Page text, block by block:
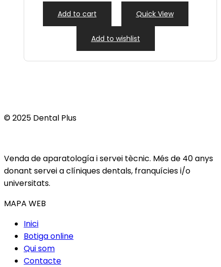
Add to cart Quick View
Add to wishlist
© 2025 Dental Plus
Venda de aparatología i servei tècnic. Més de 40 anys
donant servei a clíniques dentals, franquícies i/o
universitats.
MAPA WEB
Inici
Botiga online
Qui som
Contacte